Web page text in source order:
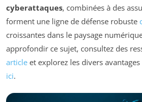
cyberattaques, combinées à des
forment une ligne de défense robuste
croissantes dans le paysage
approfondir ce sujet, consultez des
article et explorez les divers
ici.